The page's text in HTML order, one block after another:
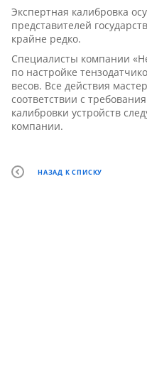
Экспертная калибровка
представителей
крайне редко.
Специалисты компании
по настройке
весов. Все действия
соответствии с
калибровки устройств
компании.
НАЗАД К СПИСКУ